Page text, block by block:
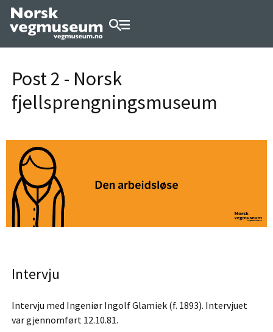
Post 2 - Norsk
fjellsprengningsmuseum
Intervju
Intervju med Ingeniør Ingolf Glamiek (f. 1893). Intervjuet
var gjennomført 12.10.81.